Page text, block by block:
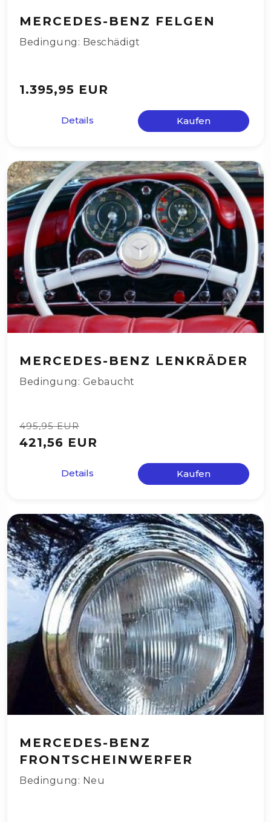
MERCEDES-BENZ FELGEN
Bedingung: Beschädigt
1.395,95 EUR
Details Kaufen
MERCEDES-BENZ LENKRÄDER
Bedingung: Gebaucht
495,95 EUR
421,56 EUR
Details Kaufen
MERCEDES-BENZ
FRONTSCHEINWERFER
Bedingung: Neu